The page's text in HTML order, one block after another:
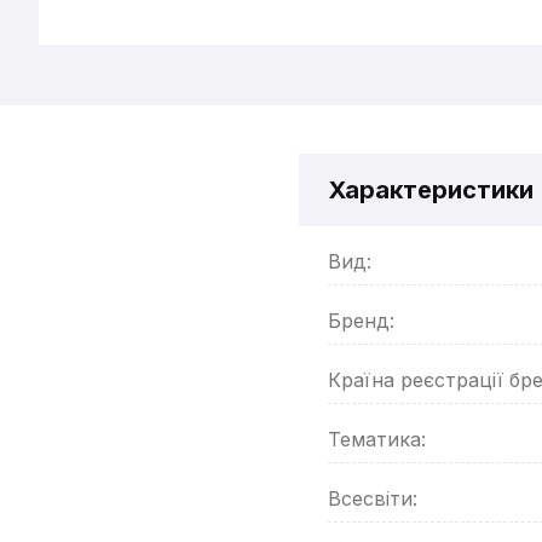
Характеристики
Вид:
Бренд:
Країна реєстрації
Тематика:
Всесвіти: